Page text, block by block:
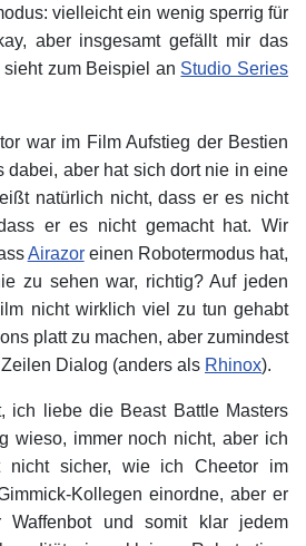
vielleicht ein wenig sperrig für
aber insgesamt gefällt mir das
zum Beispiel an Studio Series
war im Film Aufstieg der Bestien
dabei, aber hat sich dort nie in eine
natürlich nicht, dass er es nicht
er es nicht gemacht hat. Wir
Airazoreinen Robotermodus hat,
zu sehen war, richtig? Auf jeden
nicht wirklich viel zu tun gehabt
platt zu machen, aber zumindest
Dialog (anders als Rhinox).
ich liebe die Beast Battle Masters
wieso, immer noch nicht, aber ich
sicher, wie ich Cheetor im
Kollegen einordne, aber er
und somit klar jedem